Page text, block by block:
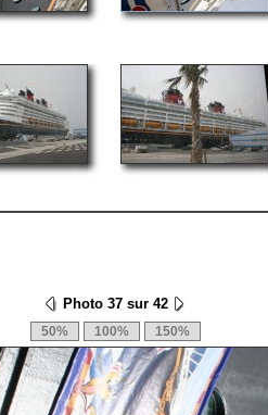
Photo 37 sur 42